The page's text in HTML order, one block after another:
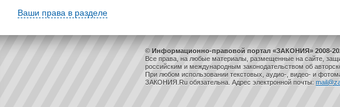
Ваши права в разделе
© Информационно-правовой портал «ЗАКОНИЯ» 2008-
Все права, на любые материалы, размещенные на сайте,
российским и международным законодательством об
При любом использовании текстовых, аудио-, видео- и
ЗАКОНИЯ.Ru обязательна. Адрес электронной почты: